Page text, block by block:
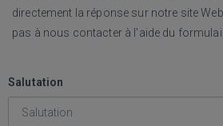
directement la réponse sur notre site
pas à nous contacter à l’aide du
Salutation